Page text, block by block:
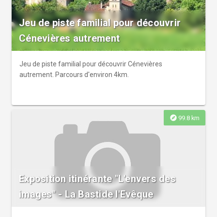
Jeu de piste familial pour découvrir
Cénevières autrement
Jeu de piste familial pour découvrir Cénevières
autrement. Parcours d'environ 4km.
explore 99.8 km
Exposition itinérante "L'envers des
images" - La Bastide l'Evêque